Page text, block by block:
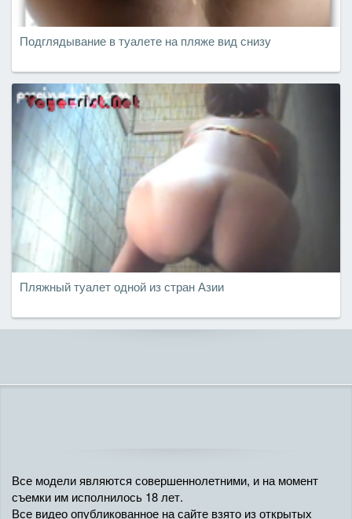
Подглядывание в туалете на пляже вид снизу
Пляжный туалет одной из стран Азии
Все модели являются совершеннолетними, и на момент
съемки им исполнилось 18 лет.
Все видео опубликованное на сайте взято из открытых